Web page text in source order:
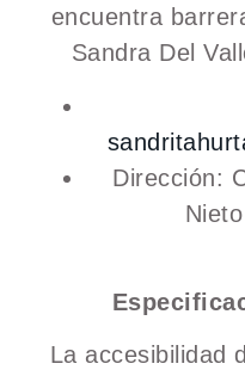
encuentra
Sandra Del
Dirección:
La accesibilidad